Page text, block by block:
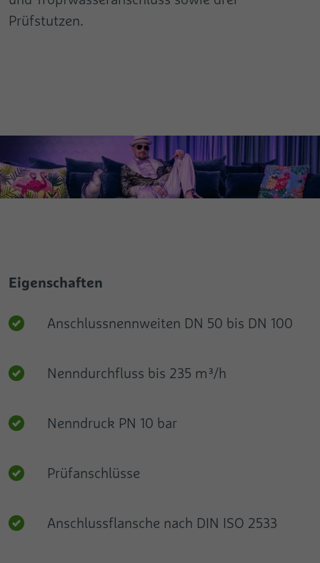
Prüfstutzen.
Eigenschaften
Anschlussnennweiten DN 50 bis DN 100
Nenndurchfluss bis 235 m³/h
Nenndruck PN 10 bar
Prüfanschlüsse
Anschlussflansche nach DIN ISO 2533